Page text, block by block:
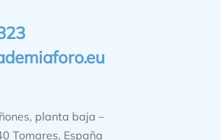
planta baja –
Tomares, España